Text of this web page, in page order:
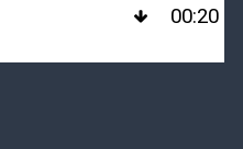
00:20